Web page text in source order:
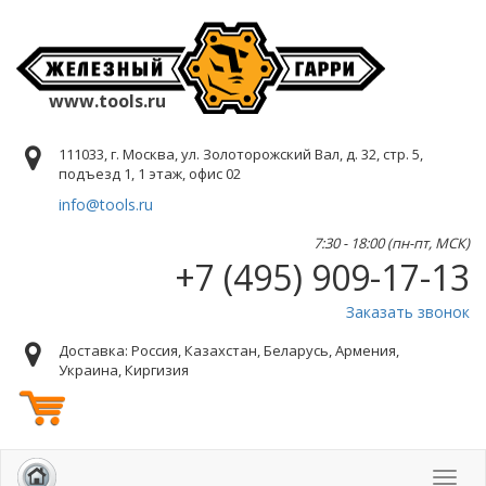
www.tools.ru
111033, г. Москва, ул. Золоторожский Вал, д. 32, стр. 5,
подъезд 1, 1 этаж, офис 02
info@tools.ru
7:30 - 18:00 (пн-пт, МСК)
+7 (495) 909-17-13
Заказать звонок
Доставка: Россия, Казахстан, Беларусь, Армения,
Украина, Киргизия